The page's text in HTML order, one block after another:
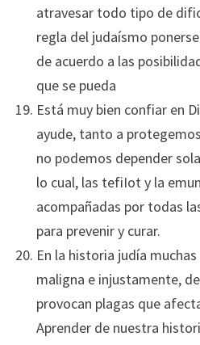
atravesar todo tipo de
regla del judaísmo
de acuerdo a las
que se pueda
Está muy bien confiar en
ayude, tanto a
no podemos depender
lo cual, las tefiIot y la
acompañadas por todas
para prevenir y curar.
En la historia judía
maligna e injustamente,
provocan plagas que
Aprender de nuestra